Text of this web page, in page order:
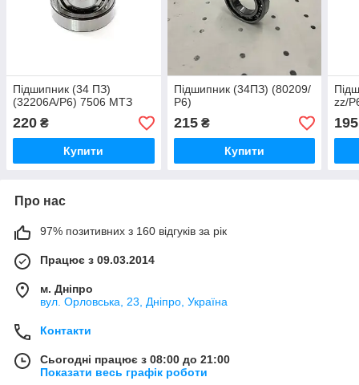
Підшипник (34 ПЗ)
(32206А/Р6) 7506 МТЗ
220 ₴
Купити
Підшипник (34ПЗ) (80209/
Р6)
215₴
Купити
zz/
195
Про нас
97% позитивних з 160 відгуків за рік
Працює з 09.03.2014
м. Дніпро
вул. Орловська, 23, Дніпро, Україна
Контакти
Сьогодні працює з 08:00 до 21:00
Показати весь графік роботи